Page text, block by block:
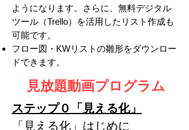
ようになります。さらに、無料デジタル
ツール（Trello）を活用したリスト作成も
可能です。
フロー図・KWリストの雛形をダウンロー
ドできます。
​見放題動画プログラム
ステップ０「見える化」
「見える化」はじめに